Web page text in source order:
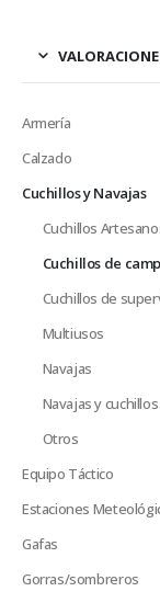
Armería
Calzado
Cuchillos y Navajas
Cuchillos
Cuchillos de
Cuchillos de
Multiusos
Navajas
Navajas y
Otros
Equipo Táctico
Estaciones
Gafas
Gorras/sombreros